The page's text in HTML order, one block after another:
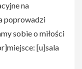
na
poprowadzi
sobie o miłości
[u]sala